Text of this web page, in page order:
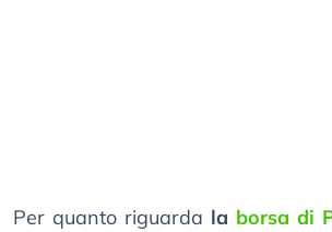
Per quanto riguarda la borsa di